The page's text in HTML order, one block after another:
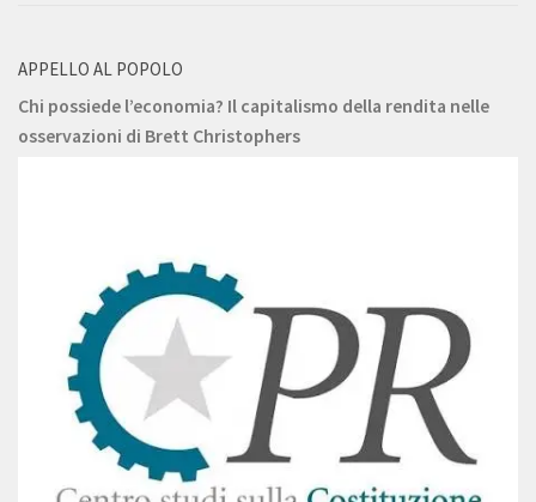
APPELLO AL POPOLO
Chi possiede l’economia? Il capitalismo della rendita nelle
osservazioni di Brett Christophers